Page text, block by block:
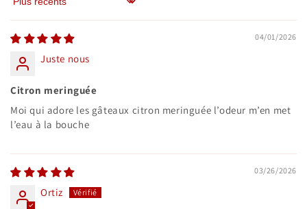
Sort by
04/01/2026
Juste nous
Citron meringuée
Moi qui adore les gâteaux citron meringuée l’odeur m’en met
l’eau à la bouche
03/26/2026
Ortiz